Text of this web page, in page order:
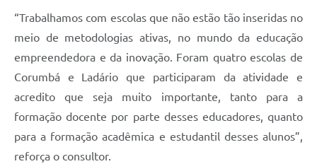
“Trabalhamos com escolas que não estão tão inseridas no
meio de metodologias ativas, no mundo da educação
empreendedora e da inovação. Foram quatro escolas de
Corumbá e Ladário que participaram da atividade e
acredito que seja muito importante, tanto para a
formação docente por parte desses educadores, quanto
para a formação acadêmica e estudantil desses alunos”,
reforça o consultor.